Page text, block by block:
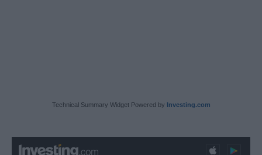
Technical Summary Widget Powered by Investing.com